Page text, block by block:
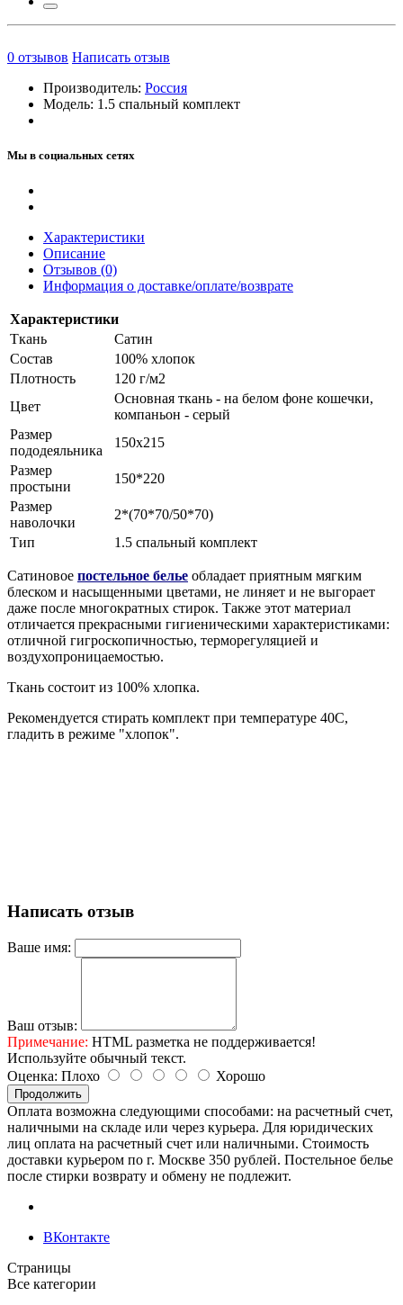
0 отзывов Написать отзыв
Производитель: Россия
Модель: 1.5 спальный комплект
Мы в социальных сетях
Характеристики
Описание
Отзывов (0)
Информация о доставке/оплате/возврате
Характеристики
Ткань
Сатин
Состав
100% хлопок
Плотность
120 г/м2
Цвет
Основная ткань - на белом фоне кошечки,
компаньон - серый
Размер
пододеяльника
150х215
Размер
простыни
150*220
Размер
наволочки
2*(70*70/50*70)
Тип
1.5 спальный комплект
Сатиновое постельное белье обладает приятным мягким
блеском и насыщенными цветами, не линяет и не выгорает
даже после многократных стирок. Также этот материал
отличается прекрасными гигиеническими характеристиками:
отличной гигроскопичностью, терморегуляцией и
воздухопроницаемостью.
Ткань состоит из 100% хлопка.
Рекомендуется стирать комплект при температуре 40С,
гладить в режиме "хлопок".
Написать отзыв
Ваше имя:
Ваш отзыв:
Примечание: HTML разметка не поддерживается!
Используйте обычный текст.
Оценка: Плохо Хорошо
Продолжить
Оплата возможна следующими способами: на расчетный счет,
наличными на складе или через курьера. Для юридических
лиц оплата на расчетный счет или наличными. Стоимость
доставки курьером по г. Москве 350 рублей. Постельное белье
после стирки возврату и обмену не подлежит.
ВКонтакте
Страницы
Все категории